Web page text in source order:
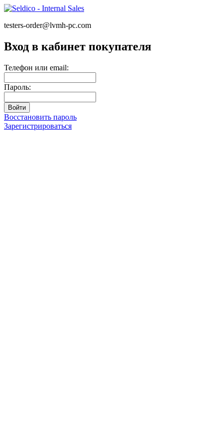
testers-order@lvmh-pc.com
Вход в кабинет покупателя
Телефон или email:
Пароль:
Восстановить пароль
Зарегистрироваться